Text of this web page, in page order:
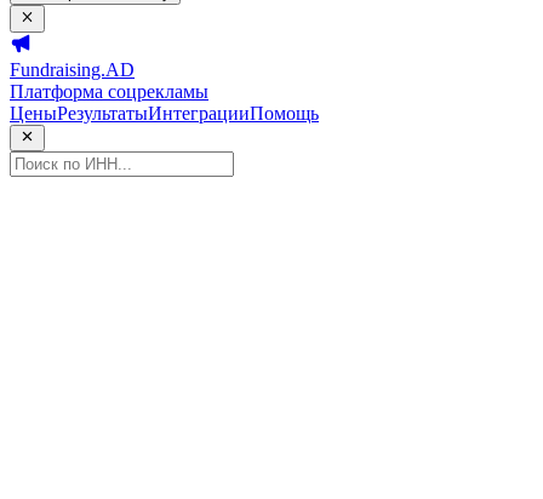
Fundraising.AD
Платформа соцрекламы
ЦеныРезультатыИнтеграцииПомощь